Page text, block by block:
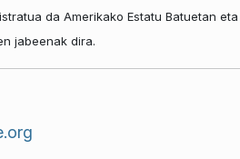
da Amerikako Estatu Batuetan
jabeenak dira.